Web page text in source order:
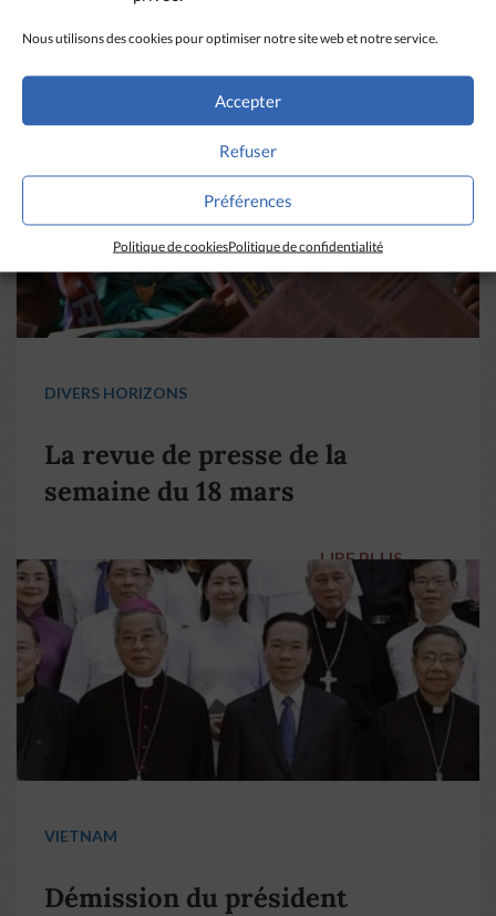
Nous utilisons des cookies pour optimiser notre site web et notre service.
Accepter
Refuser
Préférences
Politique de cookiesPolitique de confidentialité
DIVERS HORIZONS
La revue de presse de la
semaine du 18 mars
LIRE PLUS →
VIETNAM
Démission du président